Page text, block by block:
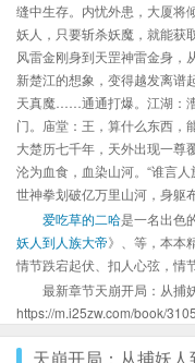
缝中生存。内忧外患，大厦将
妖人，只要斩杀妖魔，就能获
风雷金刚身到天罡神雷金身，
新楚江的想象，变得越发离
天真魔……通通打爆。江湖：
门。庙堂：王，算什么东西，
大楚历七千年，天外出现一尊
沦为血食，血染山河。“谁言
世神拳划破亿万里山河，身躯
爱吃草的二哈是一名出色
妖人到人族大帝》、等，本本
情节跌宕起伏、扣人心弦，情
最新章节天崩开局：从捕
https://m.i25zw.com/book/